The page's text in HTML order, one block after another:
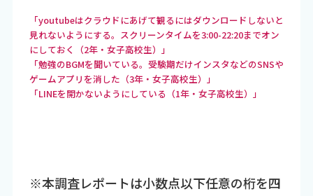
「youtubeはクラウドにあげて観るにはダウンロードしないと
見れないようにする。スクリーンタイムを3:00-22:20までオン
にしておく（2年・女子高校生）」
「勉強のBGMを聞いている。受験期だけインスタなどのSNSや
ゲームアプリを消した（3年・女子高校生）」
「LINEを開かないようにしている（1年・女子高校生）」
※本調査レポートは小数点以下任意の桁を四